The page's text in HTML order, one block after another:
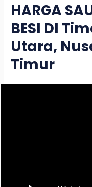
HARGA
BESI DI
Utara,
Timur